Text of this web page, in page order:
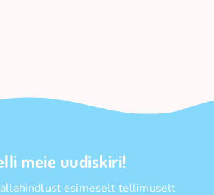
meie uudiskiri!
allahindlust esimeselt tellimuselt